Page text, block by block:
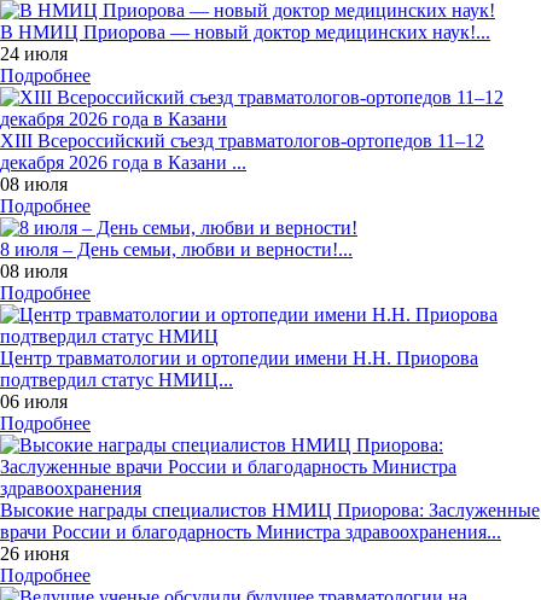
В НМИЦ Приорова — новый доктор медицинских наук!...
24 июля
Подробнее
XIII Всероссийский съезд травматологов-ортопедов 11–12
декабря 2026 года в Казани ...
08 июля
Подробнее
8 июля – День семьи, любви и верности!...
08 июля
Подробнее
Центр травматологии и ортопедии имени Н.Н. Приорова
подтвердил статус НМИЦ...
06 июля
Подробнее
Высокие награды специалистов НМИЦ Приорова: Заслуженные
врачи России и благодарность Министра здравоохранения...
26 июня
Подробнее